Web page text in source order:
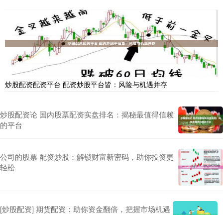
炒股配资配资平台 配资炒股平台皆：风险与机遇并存
炒股配资论 国内股票配资实盘排名：揭秘最值得信赖
的平台
公司的股票 配资炒股：解锁财富新密码，助你投资更
轻松
[炒股配资] 期货配资：助你资金翻倍，把握市场机遇